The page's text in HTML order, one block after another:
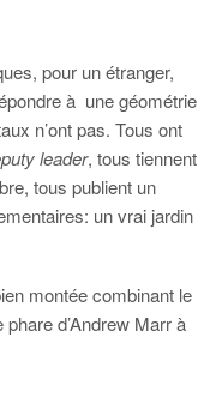
pour un étranger,
à une géométrie
n’ont pas. Tous ont
leader, tous tiennent
tous publient un
un vrai jardin
montée combinant le
phare d’Andrew Marr à